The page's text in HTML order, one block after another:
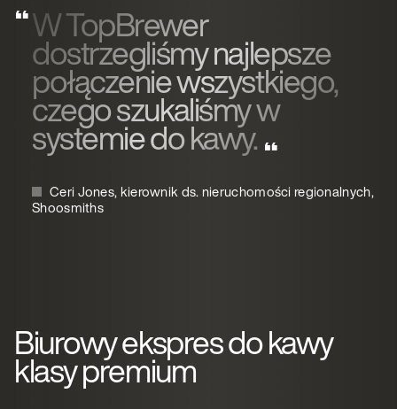
W TopBrewer
dostrzegliśmy najlepsze
połączenie wszystkiego,
czego szukaliśmy w
systemie do kawy.
Ceri Jones, kierownik ds. nieruchomości regionalnych,
Shoosmiths
Biurowy ekspres do kawy
klasy premium